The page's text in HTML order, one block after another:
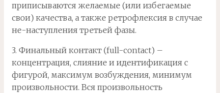
приписываются желаемые (или избегаемые
свои) качества, а также ретрофлексия в случае
не-наступления третьей фазы.
3. Финальный контакт (full-contact) –
концентрация, слияние и идентификация с
фигурой, максимум возбуждения, минимум
произвольности. Вся произвольность